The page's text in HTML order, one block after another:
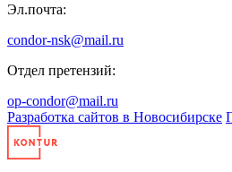
Эл.почта:
condor-nsk@mail.ru
Отдел претензий:
op-condor@mail.ru
Разработка сайтов в Новосибирске